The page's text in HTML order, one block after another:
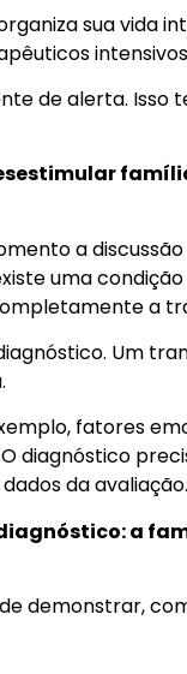
sua vida
de alerta. Isso
a
uma
a
Um
fatores
diagnóstico
da avaliação.
a
demonstrar,